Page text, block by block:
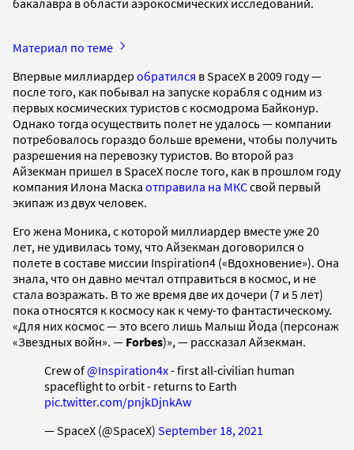
бакалавра в области аэрокосмических исследований.
Материал по теме
Впервые миллиардер обратился в SpaceX в 2009 году —
после того, как побывал на запуске корабля с одним из
первых космических туристов с космодрома Байконур.
Однако тогда осуществить полет не удалось — компании
потребовалось гораздо больше времени, чтобы получить
разрешения на перевозку туристов. Во второй раз
Айзекман пришел в SpaceX после того, как в прошлом году
компания Илона Маска отправила на МКСсвой первый
экипаж из двух человек.
Его жена Моника, с которой миллиардер вместе уже 20
лет, не удивилась тому, что Айзекман договорился о
полете в составе миссии Inspiration4 («Вдохновение»). Она
знала, что он давно мечтал отправиться в космос, и не
стала возражать. В то же время две их дочери (7 и 5 лет)
пока относятся к космосу как к чему-то фантастическому.
«Для них космос — это всего лишь Малыш Йода (персонаж
«Звездных войн». — Forbes)», — рассказал Айзекман.
Crew of@Inspiration4x- first all-civilian human
spaceflight to orbit - returns to Earth
pic.twitter.com/pnjkDjnkAw
— SpaceX (@SpaceX) September 18, 2021